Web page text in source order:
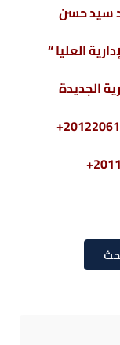
سيد حسن
العليا “
الجديدة